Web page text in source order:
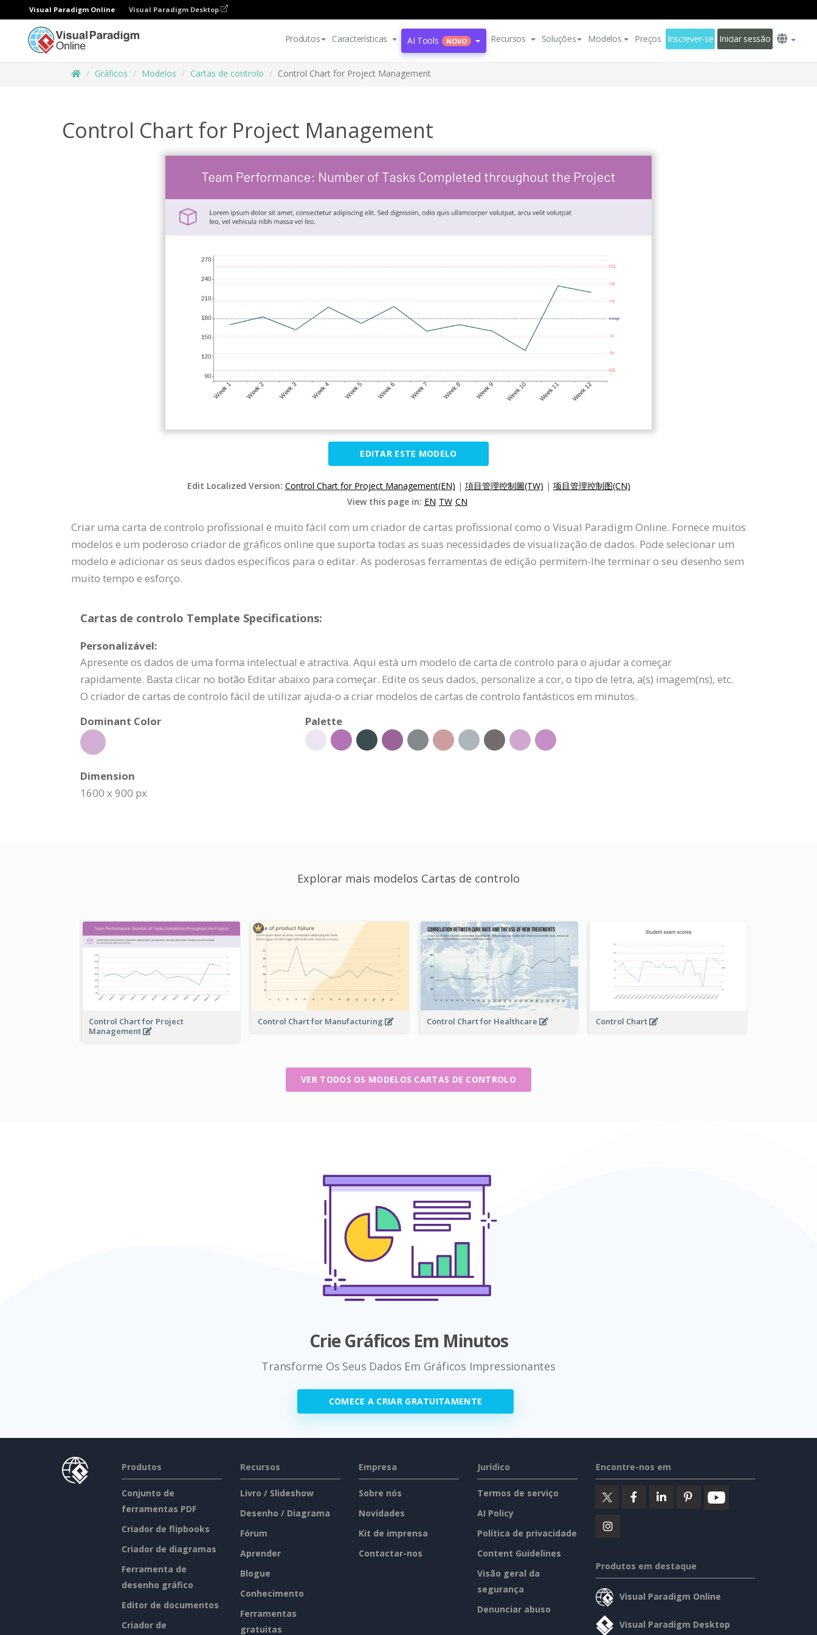
Visual Paradigm Online Visual Paradigm Desktop
Produtos Características AI Tools NOVO Recursos Soluções Modelos Preços Inscrever-se Iniciar sessão
Gráficos Modelos Cartas de controlo Control Chart for Project Management
Control Chart for Project Management
EDITAR ESTE MODELO
Edit Localized Version: Control Chart for Project Management(EN) | 項目管理控制圖(TW) | 项目管理控制图(CN)
View this page in: EN TW CN
Criar uma carta de controlo profissional é muito fácil com um criador de cartas profissional como o Visual Paradigm Online. Fornece muitos
modelos e um poderoso criador de gráficos online que suporta todas as suas necessidades de visualização de dados. Pode selecionar um
modelo e adicionar os seus dados específicos para o editar. As poderosas ferramentas de edição permitem-lhe terminar o seu desenho sem
muito tempo e esforço.
Cartas de controlo Template Specifications:
Personalizável:
Apresente os dados de uma forma intelectual e atractiva. Aqui está um modelo de carta de controlo para o ajudar a começar
rapidamente. Basta clicar no botão Editar abaixo para começar. Edite os seus dados, personalize a cor, o tipo de letra, a(s) imagem(ns), etc.
O criador de cartas de controlo fácil de utilizar ajuda-o a criar modelos de cartas de controlo fantásticos em minutos.
Dominant Color
Palette
Dimension
1600 x 900 px
Explorar mais modelos Cartas de controlo
Control Chart for Project
Management
Control Chart for Manufacturing Control Chart for Healthcare Control Chart
VER TODOS OS MODELOS CARTAS DE CONTROLO
Crie Gráficos Em Minutos
Transforme Os Seus Dados Em Gráficos Impressionantes
COMECE A CRIAR GRATUITAMENTE
Produtos
Conjunto de
ferramentas PDF
Criador de flipbooks
Criador de diagramas
Ferramenta de
desenho gráfico
Editor de documentos
Criador de
Recursos
Livro / Slideshow
Desenho / Diagrama
Fórum
Aprender
Blogue
Conhecimento
Ferramentas
gratuitas
Empresa
Sobre nós
Novidades
Kit de imprensa
Contactar-nos
Jurídico
Termos de serviço
AI Policy
Política de privacidade
Content Guidelines
Visão geral da
segurança
Denunciar abuso
Encontre-nos em
Produtos em destaque
Visual Paradigm Online
Visual Paradigm Desktop